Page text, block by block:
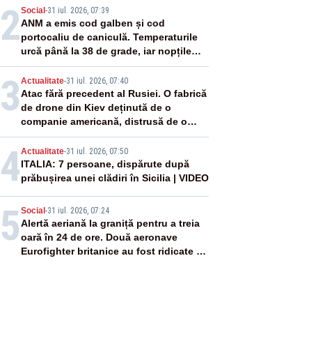
2Social -31 iul. 2026, 07:39
ANM a emis cod galben și cod
portocaliu de caniculă. Temperaturile
urcă până la 38 de grade, iar nopțile
devin tropicale
3 Actualitate-31 iul. 2026, 07:40
Atac fără precedent al Rusiei. O fabrică
de drone din Kiev deținută de o
companie americană, distrusă de o
rachetă rusească
4Actualitate-31 iul. 2026, 07:50
ITALIA: 7 persoane, dispărute după
prăbușirea unei clădiri în Sicilia | VIDEO
5 Social -31 iul. 2026, 07:24
Alertă aeriană la graniță pentru a treia
oară în 24 de ore. Două aeronave
Eurofighter britanice au fost ridicate de